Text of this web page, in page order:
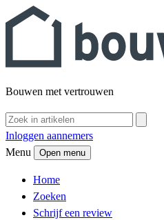
Bouwen met vertrouwen
Inloggen aannemers
Menu
Open menu
Home
Zoeken
Schrijf een review